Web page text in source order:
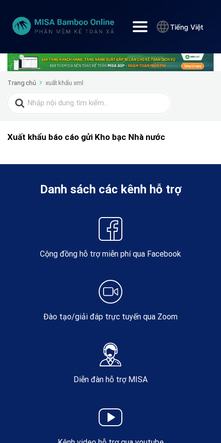
Tiếng Việt
Trang chủ xuất khẩu xml
Search
for:
Xuất khẩu báo cáo gửi Kho bạc Nhà nước
Danh sách các kênh hỗ trợ
Cộng đồng hỗ trợ miễn phí qua Facebook
Đào tạo/giải đáp trực tuyến qua Zoom
Diễn đàn hỗ trợ MISA